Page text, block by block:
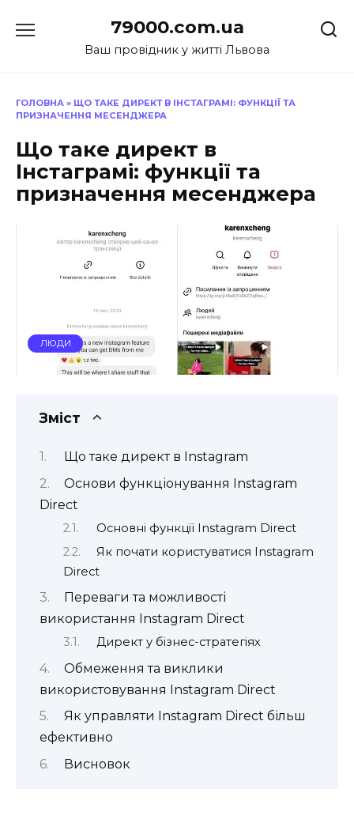
до
79000.com.ua
Ваш провідник у житті Львова
ГОЛОВНА » ЩО ТАКЕ ДИРЕКТ В ІНСТАГРАМІ: ФУНКЦІЇ ТА
ПРИЗНАЧЕННЯ МЕСЕНДЖЕРА
Що таке директ в
Інстаграмі: функції та
призначення месенджера
ЛЮДИ
Зміст
Що таке директ в Instagram
Основи функціонування Instagram
Direct
Основні функції Instagram Direct
Як почати користуватися Instagram
Direct
Переваги та можливості
використання Instagram Direct
Директ у бізнес-стратегіях
Обмеження та виклики
використовування Instagram Direct
Як управляти Instagram Direct більш
ефективно
Висновок